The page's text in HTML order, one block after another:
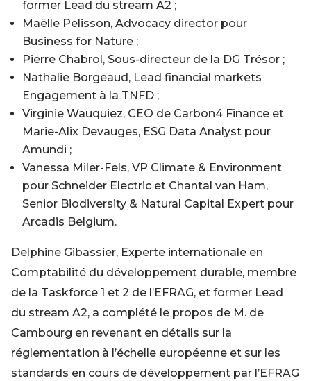
former Lead du stream A2 ;
Maëlle Pelisson, Advocacy director pour
Business for Nature ;
Pierre Chabrol, Sous-directeur de la DG Trésor ;
Nathalie Borgeaud, Lead financial markets
Engagement à la TNFD ;
Virginie Wauquiez, CEO de Carbon4 Finance et
Marie-Alix Devauges, ESG Data Analyst pour
Amundi ;
Vanessa Miler-Fels, VP Climate & Environment
pour Schneider Electric et Chantal van Ham,
Senior Biodiversity & Natural Capital Expert pour
Arcadis Belgium.
Delphine Gibassier, Experte internationale en
Comptabilité du développement durable, membre
de la Taskforce 1 et 2 de l’EFRAG, et former Lead
du stream A2, a complété le propos de M. de
Cambourg en revenant en détails sur la
réglementation à l’échelle européenne et sur les
standards en cours de développement par l’EFRAG